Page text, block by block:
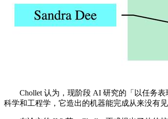
Chollet 认为，现阶段 AI 研究的「以任务表
科学和工程学，它造出的机器能完成从来没有